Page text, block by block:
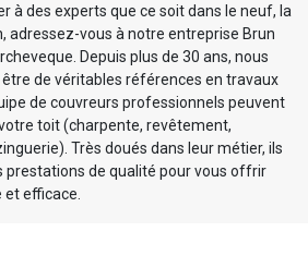
à des experts que ce soit dans le neuf, la
adressez-vous à notre entreprise Brun
Depuis plus de 30 ans, nous
de véritables références en travaux
de couvreurs professionnels peuvent
toit (charpente, revêtement,
Très doués dans leur métier, ils
prestations de qualité pour vous offrir
efficace.